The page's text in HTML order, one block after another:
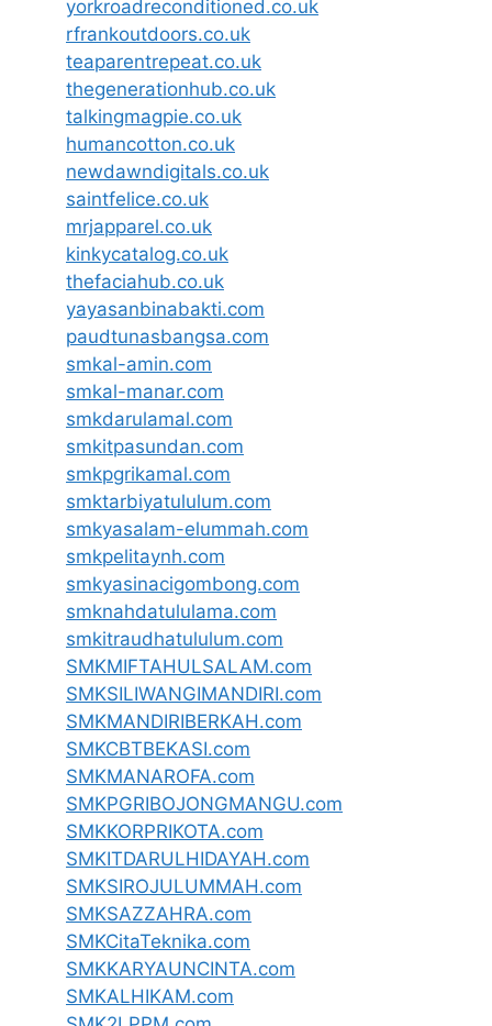
yorkroadreconditioned.co.uk
rfrankoutdoors.co.uk
teaparentrepeat.co.uk
thegenerationhub.co.uk
talkingmagpie.co.uk
humancotton.co.uk
newdawndigitals.co.uk
saintfelice.co.uk
mrjapparel.co.uk
kinkycatalog.co.uk
thefaciahub.co.uk
yayasanbinabakti.com
paudtunasbangsa.com
smkal-amin.com
smkal-manar.com
smkdarulamal.com
smkitpasundan.com
smkpgrikamal.com
smktarbiyatululum.com
smkyasalam-elummah.com
smkpelitaynh.com
smkyasinacigombong.com
smknahdatululama.com
smkitraudhatululum.com
SMKMIFTAHULSALAM.com
SMKSILIWANGIMANDIRI.com
SMKMANDIRIBERKAH.com
SMKCBTBEKASI.com
SMKMANAROFA.com
SMKPGRIBOJONGMANGU.com
SMKKORPRIKOTA.com
SMKITDARULHIDAYAH.com
SMKSIROJULUMMAH.com
SMKSAZZAHRA.com
SMKCitaTeknika.com
SMKKARYAUNCINTA.com
SMKALHIKAM.com